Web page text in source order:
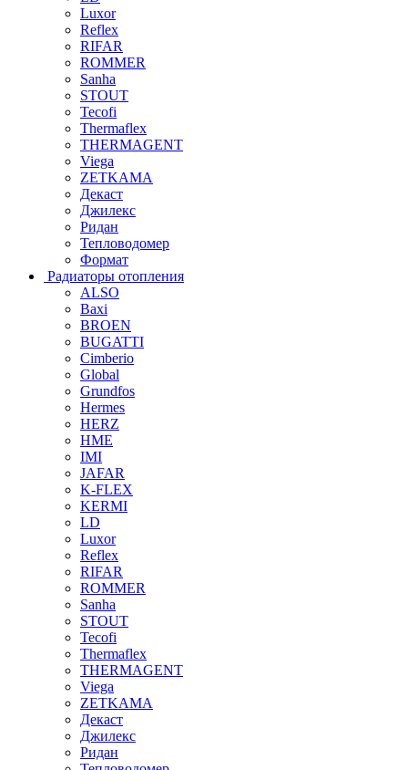
Luxor
Reflex
RIFAR
ROMMER
Sanha
STOUT
Tecofi
Thermaflex
THERMAGENT
Viega
ZETKAMA
Декаст
Джилекс
Ридан
Тепловодомер
Формат
Радиаторы отопления
ALSO
Baxi
BROEN
BUGATTI
Cimberio
Global
Grundfos
Hermes
HERZ
HME
IMI
JAFAR
K-FLEX
KERMI
LD
Luxor
Reflex
RIFAR
ROMMER
Sanha
STOUT
Tecofi
Thermaflex
THERMAGENT
Viega
ZETKAMA
Декаст
Джилекс
Ридан